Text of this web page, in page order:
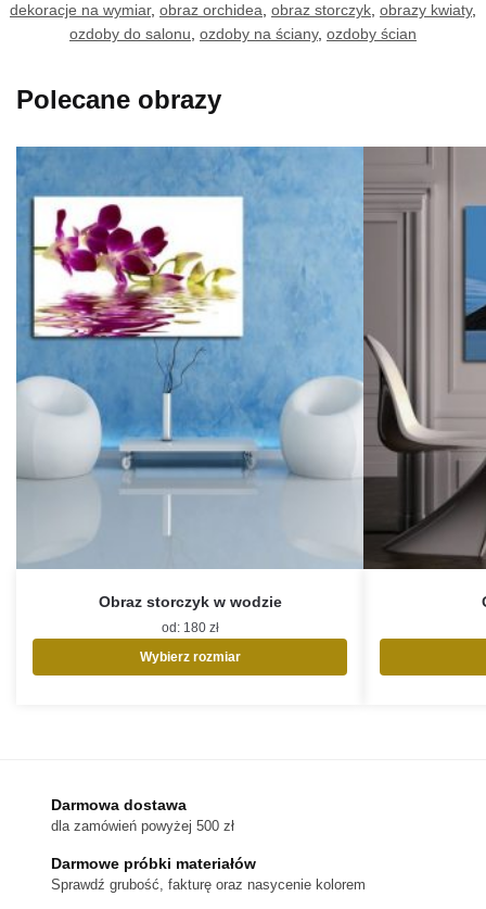
dekoracje na wymiar, obraz orchidea obraz storczyk obrazy kwiaty,
ozdoby do salonu ozdoby na ściany, ozdoby ścian
Polecane obrazy
Obraz storczyk w wodzie
od: 180 zł
Wybierz rozmiar
wybrać
stronie
produktu
Darmowa dostawa
dla zamówień powyżej 500 zł
Darmowe próbki materiałów
Sprawdź grubość, fakturę oraz nasycenie kolorem